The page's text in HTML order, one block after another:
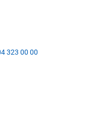
323 00 00